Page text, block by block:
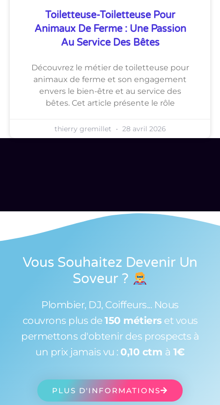
Toiletteuse-Toiletteuse Pour
Animaux De Ferme : Une Passion
Au Service Des Bêtes
Découvrez le métier de toiletteuse pour
animaux de ferme et son engagement
envers le bien-être et au service des
bêtes. Cet article présente le rôle
thierry gremillet 28 avril 2026
Vous Souhaitez Devenir Un
Soveur ?
Plombier, DJ, Coiffeurs... Nous
couvrons plus de 150 métiers et vous
permettons d'obtenir des prospects à
un prix jamais vu : 0,10 ctm à 1€
PLUS D'INFORMATIONS